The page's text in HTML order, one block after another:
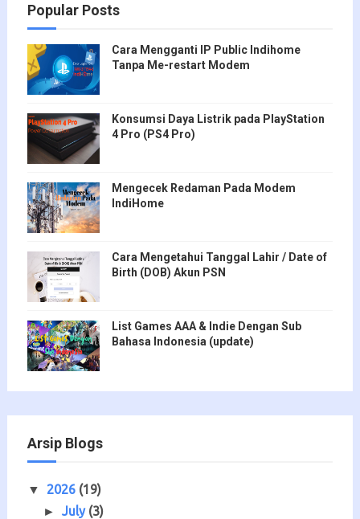
Popular Posts
Cara Mengganti IP Public Indihome
Tanpa Me-restart Modem
Konsumsi Daya Listrik pada PlayStation
4 Pro (PS4 Pro)
Mengecek Redaman Pada Modem
IndiHome
Cara Mengetahui Tanggal Lahir / Date of
Birth (DOB) Akun PSN
List Games AAA & Indie Dengan Sub
Bahasa Indonesia (update)
Arsip Blogs
▼ 2026 (19)
►July (3)